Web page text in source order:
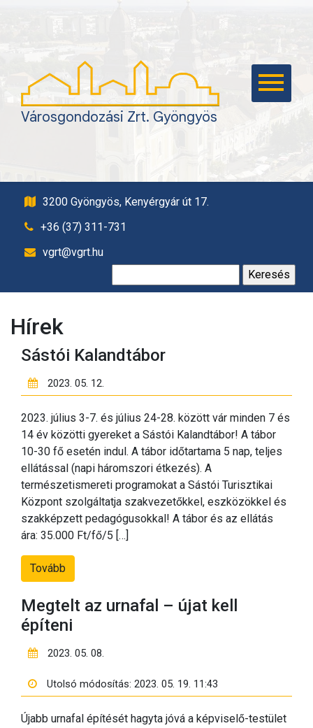
Városgondozási Zrt. Gyöngyös
KAPCSOLAT
VAGYONGAZDÁLKODÁS
TEMETKEZÉS,
TEMETŐFENNTARTÁS
KÖZPONT
EBRENDÉSZET
TÁVHŐSZOLGÁLTATÁS
BEJELENTÉSI
RENDSZER
GYÖNGYÖSI
ÁLLATMENTŐ
ALAPÍTVÁNY
ÁLTALÁNOS
KÖZZÉTÉTELI
KÖTELEZETTSÉG
PÁLYÁZATOK
GYÖNGYÖS POSTA
PARTNER
3200 Gyöngyös, Kenyérgyár út 17.
+36 (37) 311-731
vgrt@vgrt.hu
Hírek
Sástói Kalandtábor
2023. 05. 12.
2023. július 3-7. és július 24-28. között vár minden 7 és
14 év közötti gyereket a Sástói Kalandtábor! A tábor
10-30 fő esetén indul. A tábor időtartama 5 nap, teljes
ellátással (napi háromszori étkezés). A
természetismereti programokat a Sástói Turisztikai
Központ szolgáltatja szakvezetőkkel, eszközökkel és
szakképzett pedagógusokkal! A tábor és az ellátás
ára: 35.000 Ft/fő/5 […]
Tovább
Megtelt az urnafal – újat kell
építeni
2023. 05. 08.
Utolsó módosítás: 2023. 05. 19. 11:43
Újabb urnafal építését hagyta jóvá a képviselő-testület